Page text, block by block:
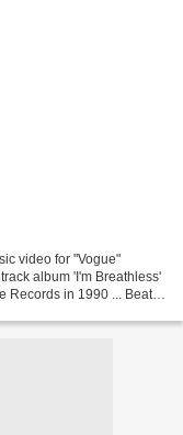
video for "Vogue"
album 'I'm Breathless'
in 1990 ... Beats